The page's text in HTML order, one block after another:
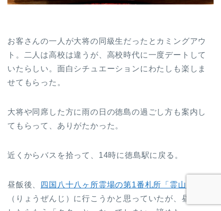
お客さんの一人が大将の同級生だったとカミングアウ
ト。二人は高校は違うが、高校時代に一度デートして
いたらしい。面白シチュエーションにわたしも楽しま
せてもらった。
大将や同席した方に雨の日の徳島の過ごし方も案内し
てもらって、ありがたかった。
近くからバスを拾って、14時に徳島駅に戻る。
昼飯後、
四国八十八ヶ所霊場の第1番札所「霊山寺」
（りょうぜんじ）に行こうかと思っていたが、昼飲み